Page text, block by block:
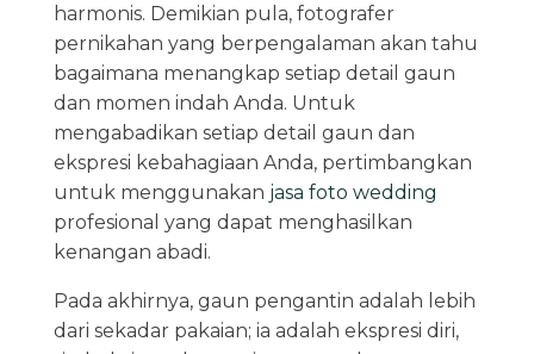
harmonis. Demikian pula, fotografer
pernikahan yang berpengalaman akan tahu
bagaimana menangkap setiap detail gaun
dan momen indah Anda. Untuk
mengabadikan setiap detail gaun dan
ekspresi kebahagiaan Anda, pertimbangkan
untuk menggunakan jasa foto wedding
profesional yang dapat menghasilkan
kenangan abadi.
Pada akhirnya, gaun pengantin adalah lebih
dari sekadar pakaian; ia adalah ekspresi diri,